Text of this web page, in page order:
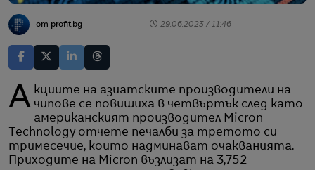
от profit.bg 29.06.2023 / 11:46
Акциите на азиатските производители на чипове се повишиха в четвъртък след като
американският производител Micron
Technology отчете печалби за третото си
тримесечие, които надминават очакванията.
Приходите на Micron възлизат на 3,752